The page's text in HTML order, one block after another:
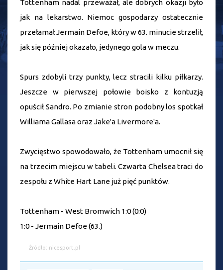
Tottenham nadal przeważał, ale dobrych okazji było
jak na lekarstwo. Niemoc gospodarzy ostatecznie
przełamał Jermain Defoe, który w 63. minucie strzelił,
jak się później okazało, jedynego gola w meczu.
Spurs zdobyli trzy punkty, lecz stracili kilku piłkarzy.
Jeszcze w pierwszej połowie boisko z kontuzją
opuścił Sandro. Po zmianie stron podobny los spotkał
Williama Gallasa oraz Jake'a Livermore'a.
Zwycięstwo spowodowało, że Tottenham umocnił się
na trzecim miejscu w tabeli. Czwarta Chelsea traci do
zespołu z White Hart Lane już pięć punktów.
Tottenham - West Bromwich 1:0 (0:0)
1:0 - Jermain Defoe (63.)
Źródło: nicesport.pl